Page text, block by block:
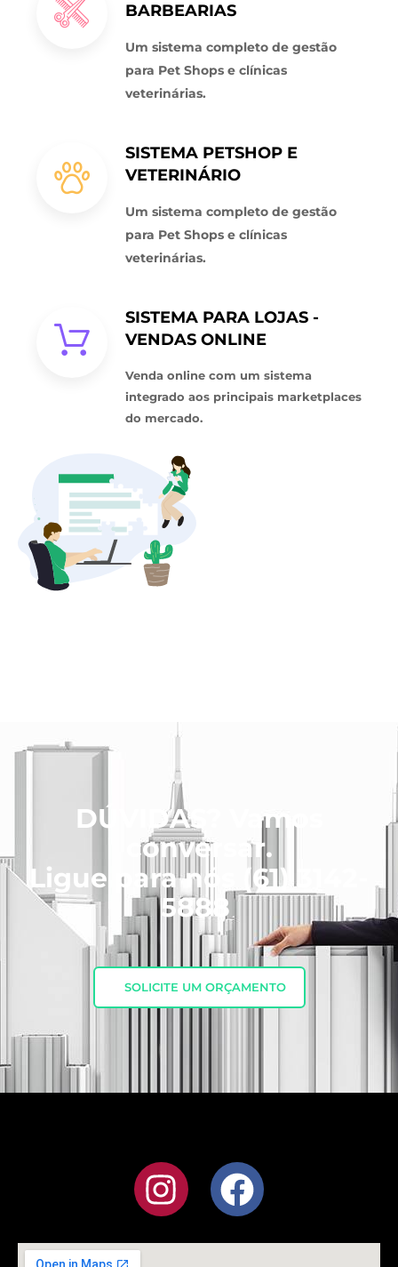
BARBEARIAS
Um sistema completo de gestão
para Pet Shops e clínicas
veterinárias.
SISTEMA PETSHOP E
VETERINÁRIO
Um sistema completo de gestão
para Pet Shops e clínicas
veterinárias.
SISTEMA PARA LOJAS -
VENDAS ONLINE
Venda online com um sistema
integrado aos principais marketplaces
do mercado.
DÚVIDAS? Vamos
conversar.
Ligue para nós
(61) 3142-
5888
SOLICITE UM ORÇAMENTO